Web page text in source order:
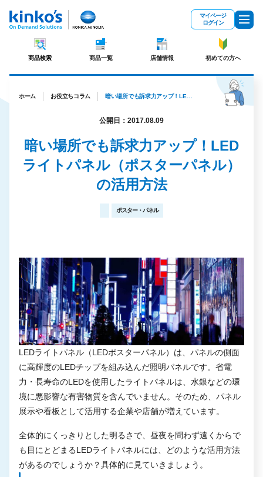
マイページ
ログイン
商品検索 商品一覧 店舗情報 初めての方へ
ホーム お役立ちコラム
公開日：2017.08.09
暗い場所でも訴求力アップ！LED
ライトパネル（ポスターパネル）
の活用方法
ポスター・パネル
LEDライトパネル（LEDポスターパネル）は、パネルの側面
に高輝度のLEDチップを組み込んだ照明パネルです。省電
力・長寿命のLEDを使用したライトパネルは、水銀などの環
境に悪影響な有害物質を含んでいません。そのため、パネル
展示や看板として活用する企業や店舗が増えています。
全体的にくっきりとした明るさで、昼夜を問わず遠くからで
も目にとどまるLEDライトパネルには、どのような活用方法
があるのでしょうか？具体的に見ていきましょう。